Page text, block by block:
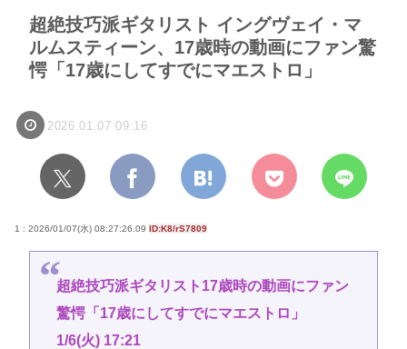
超絶技巧派ギタリスト イングヴェイ・マ
ルムスティーン、17歳時の動画にファン驚
愕「17歳にしてすでにマエストロ」
2026.01.07 09:16
1 : 2026/01/07(水) 08:27:26.09 ID:K8/rS7809
超絶技巧派ギタリスト17歳時の動画にファン
驚愕「17歳にしてすでにマエストロ」
1/6(火) 17:21